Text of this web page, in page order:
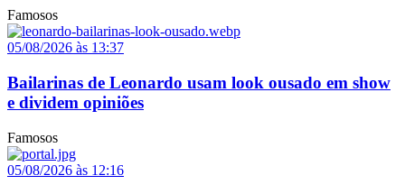
Famosos
05/08/2026 às 13:37
Bailarinas de Leonardo usam look ousado em show
e dividem opiniões
Famosos
05/08/2026 às 12:16